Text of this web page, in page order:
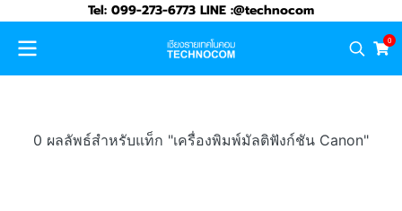
Tel: 099-273-6773 LINE :@technocom
0
0 ผลลัพธ์สำหรับแท็ก "เครื่องพิมพ์มัลติฟังก์ชัน Canon"